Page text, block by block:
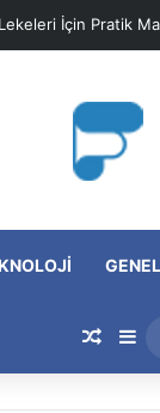
İçin Pratik
GENEL